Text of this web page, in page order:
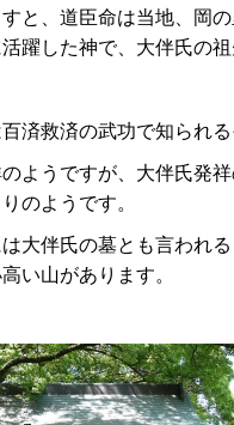
と、道臣命は当地、岡
躍した神で、大伴氏の
済救済の武功で知られる
ようですが、大伴氏発
のようです。
大伴氏の墓とも言われ
い山があります。